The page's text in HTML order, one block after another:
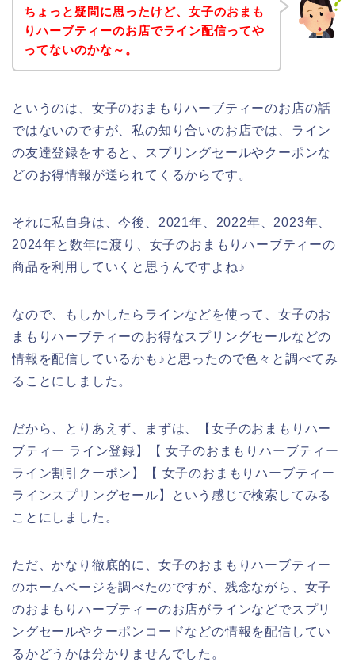
ちょっと疑問に思ったけど、女子のおまも
りハーブティーのお店でライン配信ってや
ってないのかな～。
というのは、女子のおまもりハーブティーのお店の話
ではないのですが、私の知り合いのお店では、ライン
の友達登録をすると、スプリングセールやクーポンな
どのお得情報が送られてくるからです。
それに私自身は、今後、2021年、2022年、2023年、
2024年と数年に渡り、女子のおまもりハーブティーの
商品を利用していくと思うんですよね♪
なので、もしかしたらラインなどを使って、女子のお
まもりハーブティーのお得なスプリングセールなどの
情報を配信しているかも♪と思ったので色々と調べてみ
ることにしました。
だから、とりあえず、まずは、【女子のおまもりハー
ブティー ライン登録】【 女子のおまもりハーブティー
ライン割引クーポン】【 女子のおまもりハーブティー
ラインスプリングセール】という感じで検索してみる
ことにしました。
ただ、かなり徹底的に、女子のおまもりハーブティー
のホームページを調べたのですが、残念ながら、女子
のおまもりハーブティーのお店がラインなどでスプリ
ングセールやクーポンコードなどの情報を配信してい
るかどうかは分かりませんでした。